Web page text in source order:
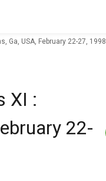
USA, February 22-27, 1998
XI :
22-